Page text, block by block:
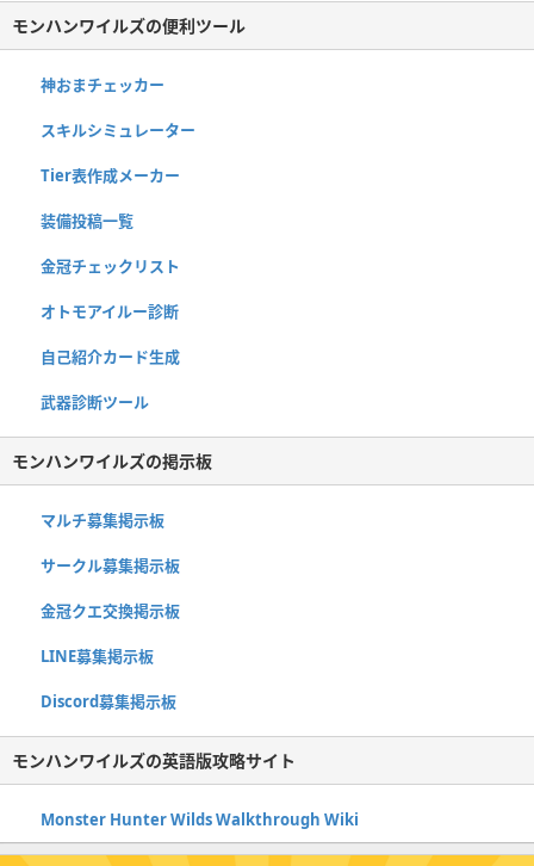
モンハンワイルズの便利ツール
神おまチェッカー
スキルシミュレーター
Tier表作成メーカー
装備投稿一覧
金冠チェックリスト
オトモアイルー診断
自己紹介カード生成
武器診断ツール
モンハンワイルズの掲示板
マルチ募集掲示板
サークル募集掲示板
金冠クエ交換掲示板
LINE募集掲示板
Discord募集掲示板
モンハンワイルズの英語版攻略サイト
Monster Hunter Wilds Walkthrough Wiki